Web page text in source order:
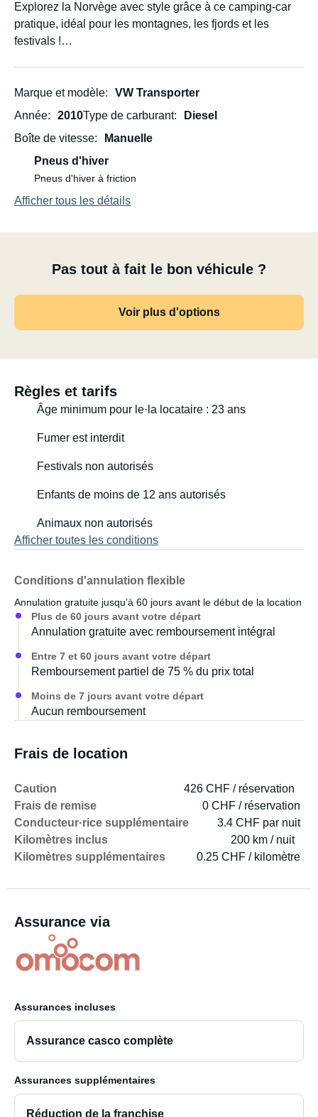
Explorez la Norvège avec style grâce à ce camping-car
pratique, idéal pour les montagnes, les fjords et les
festivals !
(classe B), il est facile à conduire et permet de bénéficier
de tarifs réduits pour les péages et les ferries (permis
l'année.
🛠️ Équipements :
3 places assises à l'avant
Canapé-lit (130 cm de large)
Équipements de cuisine
Ventilateur de plafond
Prise USB
En option (avec supplément) :
Toilettes (avec sacs),
Tente de hayon (hauteur sous les pieds),
Serviettes (2 serviettes de douche et 2 serviettes de
toilette incluses),
Hamac avec moustiquaire (2 disponibles),
Emplacement pour votre véhicule
Marque et modèle
VW Transporter
Année
2010Type de carburant
Diesel
Boîte de vitesse
Manuelle
Pneus d'hiver
Pneus d'hiver à friction
Afficher tous les détails
Pas tout à fait le bon véhicule ?
Voir plus d'options
Règles et tarifs
Âge minimum pour le·la locataire : 23 ans
Fumer est interdit
Festivals non autorisés
Enfants de moins de 12 ans autorisés
Animaux non autorisés
Afficher toutes les conditions
Conditions d'annulation flexible
Annulation gratuite jusqu’à 60 jours avant le début de la location
Plus de 60 jours avant votre départ
Annulation gratuite avec remboursement intégral
Entre 7 et 60 jours avant votre départ
Remboursement partiel de 75 % du prix total
Moins de 7 jours avant votre départ
Aucun remboursement
Frais de location
Caution
426 CHF / réservation
Frais de remise
0 CHF / réservation
Conducteur·rice supplémentaire
3.4 CHF par nuit
Kilomètres inclus
200 km / nuit
Kilomètres supplémentaires
0.25 CHF / kilomètre
Assurance via
Assurances incluses
Assurance casco complète
Assurances supplémentaires
Réduction de la franchise